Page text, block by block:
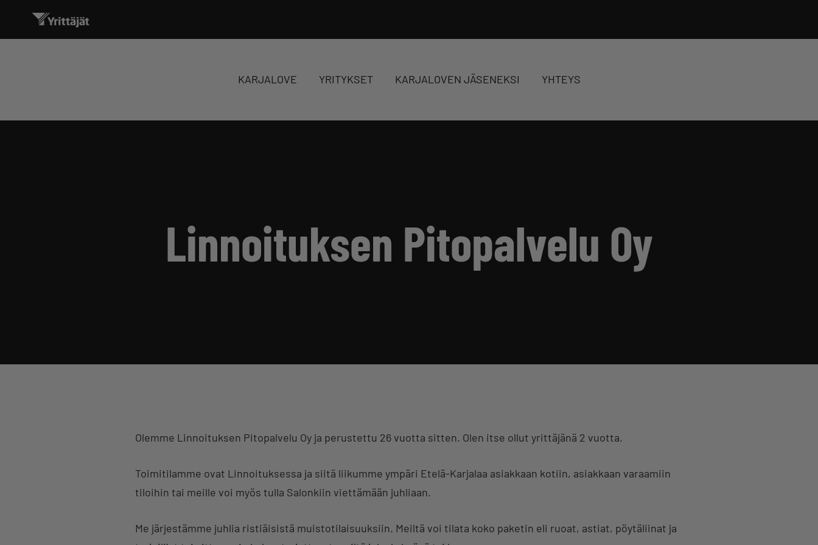
KARJALOVE YRITYKSET KARJALOVEN JÄSENEKSI YHTEYS
Linnoituksen Pitopalvelu Oy
Olemme Linnoituksen Pitopalvelu Oy ja perustettu 26 vuotta sitten. Olen itse ollut yrittäjänä 2 vuotta.
Toimitilamme ovat Linnoituksessa ja siitä liikumme ympäri Etelä-Karjalaa asiakkaan kotiin, asiakkaan varaamiin
tiloihin tai meille voi myös tulla Salonkiin viettämään juhliaan.
Me järjestämme juhlia ristiäisistä muistotilaisuuksiin. Meiltä voi tilata koko paketin eli ruoat, astiat, pöytäliinat ja